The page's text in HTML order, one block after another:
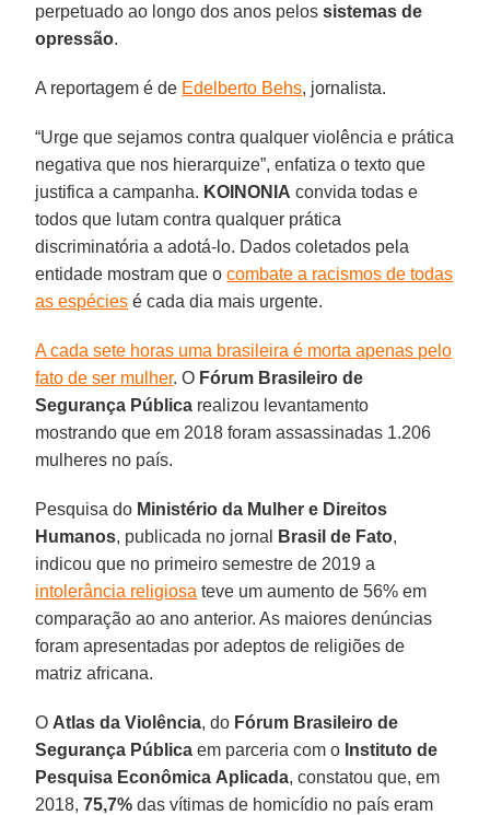
perpetuado ao longo dos anos pelossistemas de
opressão.
A reportagem é de Edelberto Behs, jornalista.
“Urge que sejamos contra qualquer violência e prática
negativa que nos hierarquize”, enfatiza o texto que
justifica a campanha. KOINONIA convida todas e
todos que lutam contra qualquer prática
discriminatória a adotá-lo. Dados coletados pela
entidade mostram que ocombate a racismos de todas
as espécies é cada dia mais urgente.
A cada sete horas uma brasileira é morta apenas pelo
fato de ser mulher. O Fórum Brasileiro de
Segurança Pública realizou levantamento
mostrando que em 2018 foram assassinadas 1.206
mulheres no país.
Pesquisa do Ministério da Mulher e Direitos
Humanos, publicada no jornal Brasil de Fato,
indicou que no primeiro semestre de 2019 a
intolerância religiosa teve um aumento de 56% em
comparação ao ano anterior. As maiores denúncias
foram apresentadas por adeptos de religiões de
matriz africana.
O Atlas da Violência, do Fórum Brasileiro de
Segurança Pública em parceria com o Instituto de
Pesquisa Econômica Aplicada, constatou que, em
2018,75,7% das vítimas de homicídio no país eram